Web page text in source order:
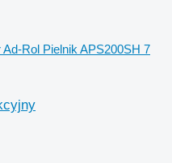
Ad-Rol Pielnik APS200SH 7